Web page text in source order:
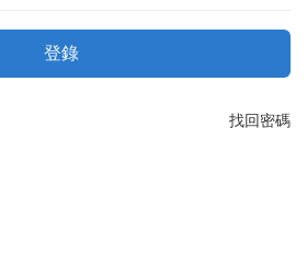
登錄
找回密碼